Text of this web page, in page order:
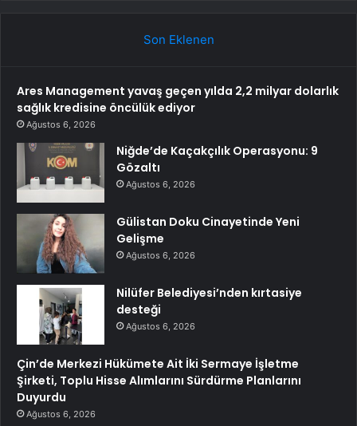
Son Eklenen
Ares Management yavaş geçen yılda 2,2 milyar dolarlık
sağlık kredisine öncülük ediyor
Ağustos 6, 2026
Niğde’de Kaçakçılık Operasyonu: 9
Gözaltı
Ağustos 6, 2026
Gülistan Doku Cinayetinde Yeni
Gelişme
Ağustos 6, 2026
Nilüfer Belediyesi’nden kırtasiye
desteği
Ağustos 6, 2026
Çin’de Merkezi Hükümete Ait İki Sermaye İşletme
Şirketi, Toplu Hisse Alımlarını Sürdürme Planlarını
Duyurdu
Ağustos 6, 2026